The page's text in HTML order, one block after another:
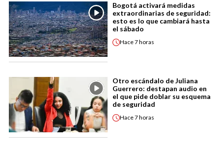
Bogotá activará medidas
extraordinarias de seguridad:
esto es lo que cambiará hasta
el sábado
Hace7 horas
Otro escándalo de Juliana
Guerrero: destapan audio en
el que pide doblar su esquema
de seguridad
Hace7 horas